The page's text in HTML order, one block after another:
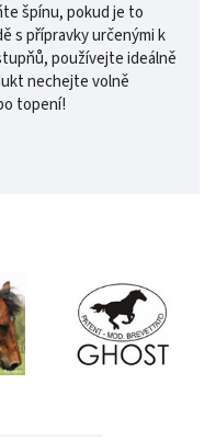
špínu, pokud je to
s přípravky určenými k
používejte ideálně
nechejte volně
topení!